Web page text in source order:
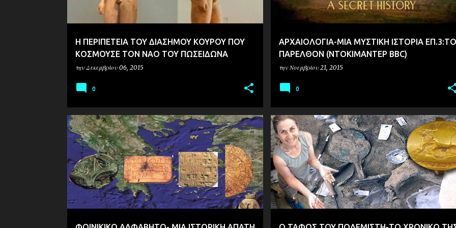
Η ΠΕΡΙΠΕΤΕΙΑ ΤΟΥ ΔΙΑΣΗΜΟΥ ΚΟΥΡΟΥ ΠΟΥ
ΚΟΣΜΟΥΣΕ ΤΟΝ ΝΑΟ ΤΟΥ ΠΩΣΕΙΔΩΝΑ
την Δεκεμβρίου 06, 2015
0
ΑΡΧΑΙΟΛΟΓΙΑ-ΜΙΑ ΜΥΣΤΙΚΗ ΙΣΤΟΡΙΑ ΕΠ.3:ΤΟ
ΠΑΡΕΛΘΟΝ (ΝΤΟΚΙΜΑΝΤΕΡ BBC)
την Νοεμβρίου 21, 2015
0
ΑΡΧΑΙΟΛΟΓΙΑ ΤΕΧΝΕΣ-ΠΟΛΙΤΙΣΜΟΣ EΡΕΥΝΑ ΑΡΧΑΙΟΛΟΓΙΑ